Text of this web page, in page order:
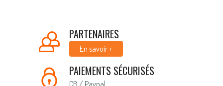
PARTENAIRES
En savoir +
PAIEMENTS SÉCURISÉS
CB / Paypal